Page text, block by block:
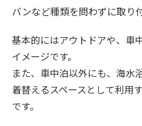
バンなど種類を問わずに取り
基本的にはアウトドアや、車
イメージです。
また、車中泊以外にも、海水
着替えるスペースとして利用
です。